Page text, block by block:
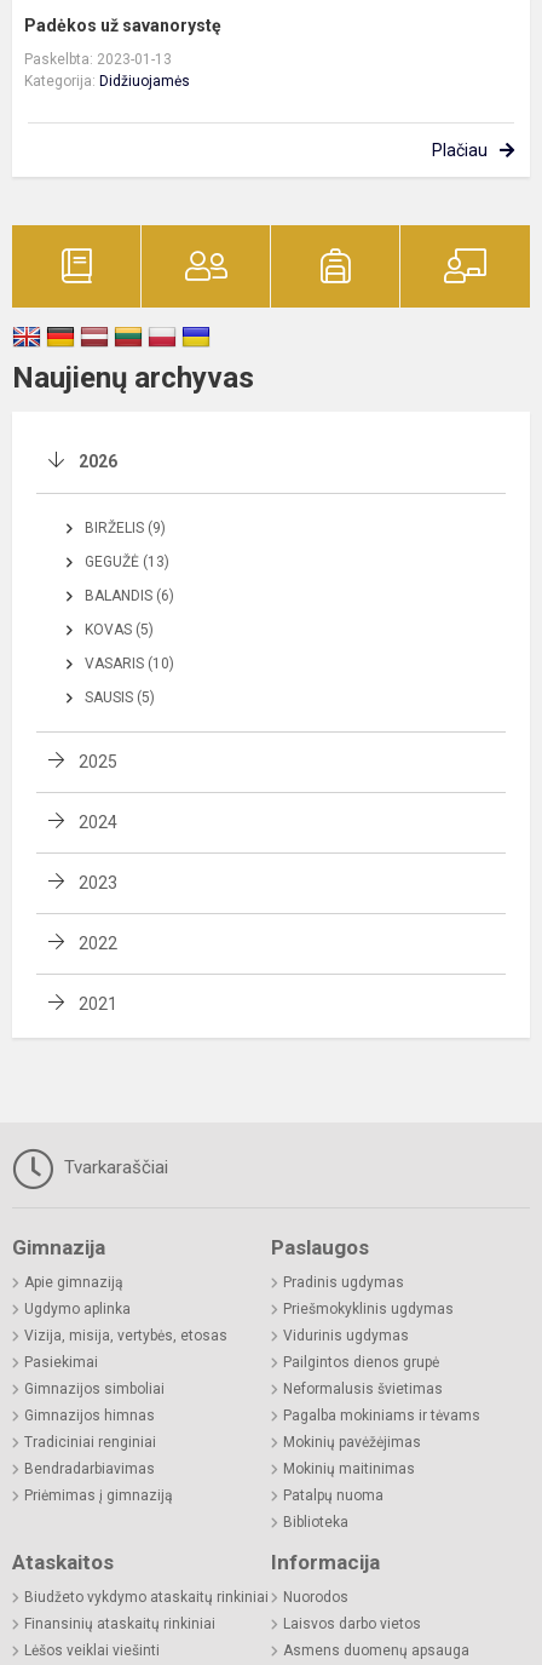
Padėkos už savanorystę
Paskelbta: 2023-01-13
Kategorija: Didžiuojamės
Plačiau
Naujienų archyvas
2026
BIRŽELIS (9)
GEGUŽĖ (13)
BALANDIS (6)
KOVAS (5)
VASARIS (10)
SAUSIS (5)
2025
2024
2023
2022
2021
Tvarkaraščiai
Gimnazija
Apie gimnaziją
Ugdymo aplinka
Vizija, misija, vertybės, etosas
Pasiekimai
Gimnazijos simboliai
Gimnazijos himnas
Tradiciniai renginiai
Bendradarbiavimas
Priėmimas į gimnaziją
Paslaugos
Pradinis ugdymas
Priešmokyklinis ugdymas
Vidurinis ugdymas
Pailgintos dienos grupė
Neformalusis švietimas
Pagalba mokiniams ir tėvams
Mokinių pavėžėjimas
Mokinių maitinimas
Patalpų nuoma
Biblioteka
Ataskaitos
Biudžeto vykdymo ataskaitų rinkiniai
Finansinių ataskaitų rinkiniai
Lėšos veiklai viešinti
Informacija
Nuorodos
Laisvos darbo vietos
Asmens duomenų apsauga